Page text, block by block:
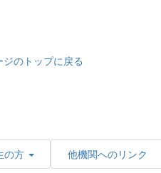
のトップに戻る
の方 他機関へのリンク